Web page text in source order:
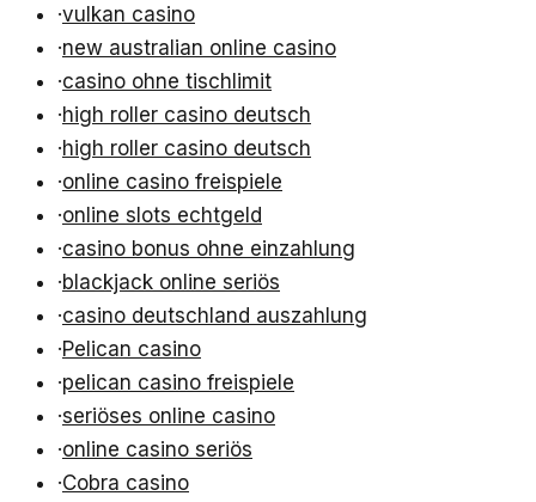
·vulkan casino
·new australian online casino
·casino ohne tischlimit
·high roller casino deutsch
·high roller casino deutsch
·online casino freispiele
·online slots echtgeld
·casino bonus ohne einzahlung
·blackjack online seriös
·casino deutschland auszahlung
·Pelican casino
·pelican casino freispiele
·seriöses online casino
·online casino seriös
·Cobra casino